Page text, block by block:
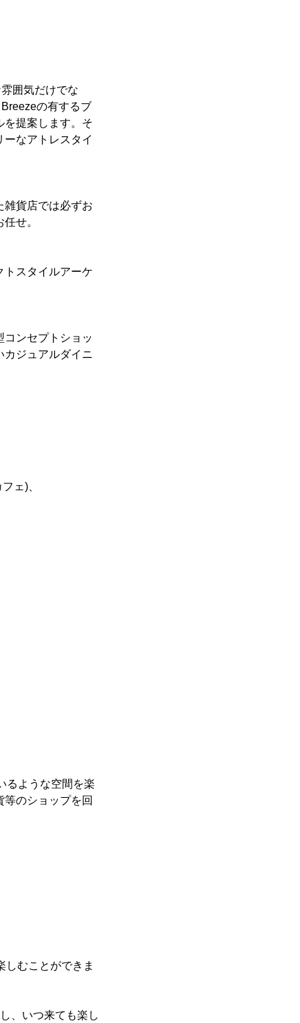
囲気だけでな
の有するブ
を提案します。そ
なアトレスタイ
雑貨店では必ずお
せ。
トスタイルアーケ
ンセプトショッ
カジュアルダイニ
ェ)、
るような空間を楽
のショップを回
しむことができま
、いつ来ても楽し